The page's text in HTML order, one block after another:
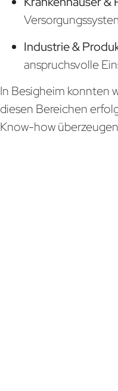
Industrie &
anspruchsvolle
In Besigheim konnten
diesen Bereichen
Know-how